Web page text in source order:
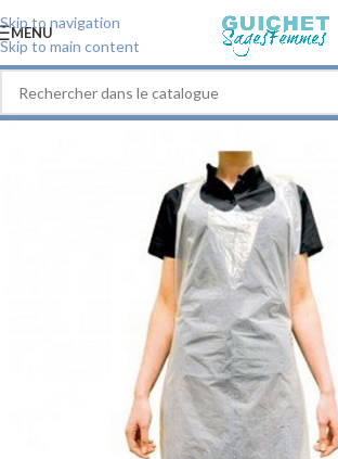
Skip to navigation
Skip to main content
MENU